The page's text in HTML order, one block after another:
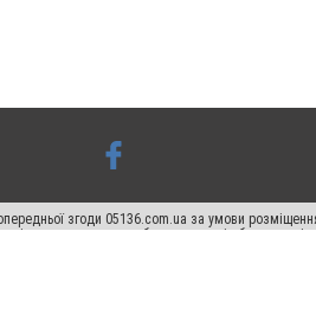
згоди 05136.com.ua за умови
не нижче другого абзацу в тексті або в